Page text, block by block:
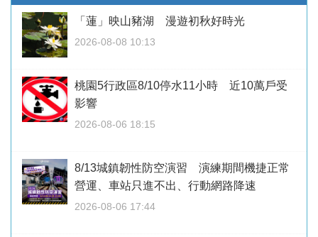
「蓮」映山豬湖 漫遊初秋好時光
2026-08-08 10:13
桃園5行政區8/10停水11小時 近10萬戶受
影響
2026-08-06 18:15
8/13城鎮韌性防空演習 演練期間機捷正常
營運、車站只進不出、行動網路降速
2026-08-06 17:44